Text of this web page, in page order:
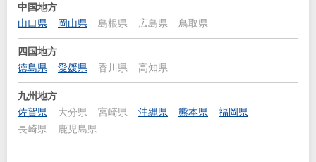
中国地方
山口県
岡山県 島根県 広島県 鳥取県
四国地方
徳島県
愛媛県 香川県 高知県
九州地方
佐賀県
大分県 宮崎県 沖縄県 熊本県
福岡県
長崎県
鹿児島県